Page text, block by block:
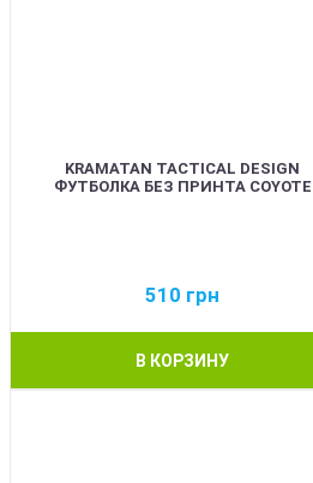
KRAMATAN TACTICAL DESIGN
ФУТБОЛКА БЕЗ ПРИНТА COYOTE
510 грн
В КОРЗИНУ